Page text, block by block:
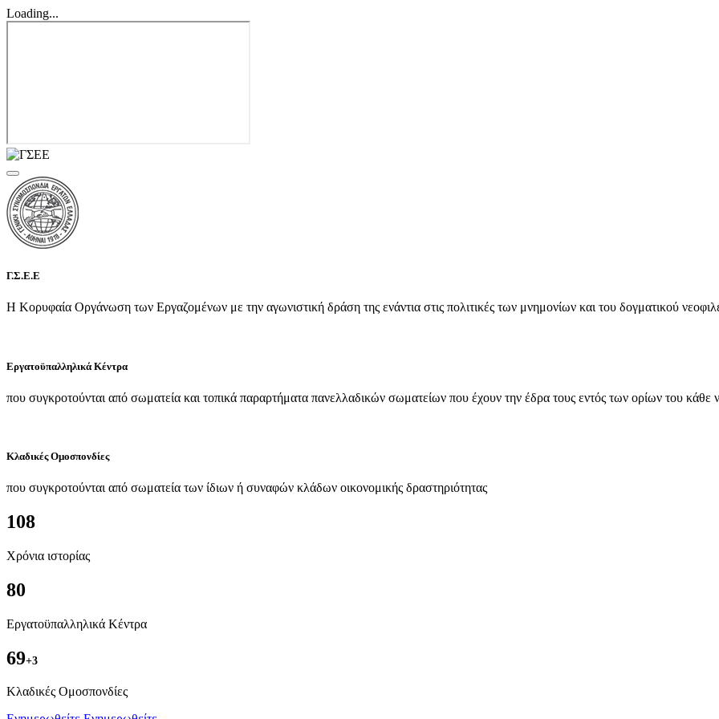
Loading...
Γ.Σ.Ε.Ε
Η Κορυφαία Οργάνωση των Εργαζομένων με την αγωνιστική δράση της ενάντια στις πολιτικές των μνημονίων και του δογματικού
Εργατοϋπαλληλικά Κέντρα
που συγκροτούνται από σωματεία και τοπικά παραρτήματα πανελλαδικών σωματείων που έχουν την έδρα τους εντός των ορίων του κάθε
Κλαδικές Ομοσπονδίες
που συγκροτούνται από σωματεία των ίδιων ή συναφών κλάδων οικονομικής δραστηριότητας
108
Χρόνια ιστορίας
80
Εργατοϋπαλληλικά Κέντρα
69+3
Kλαδικές Ομοσπονδίες